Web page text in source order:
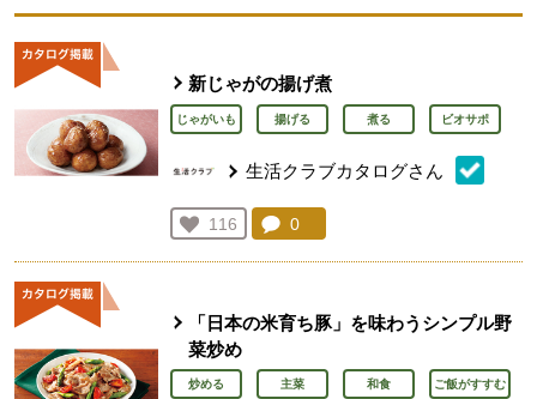
新じゃがの揚げ煮
じゃがいも 揚げる 煮る ビオサポ
生活クラブカタログさん
お気に入り登録：
116
人が登録
コメント：
0
「日本の米育ち豚」を味わうシンプル野
菜炒め
炒める 主菜 和食 ご飯がすすむ